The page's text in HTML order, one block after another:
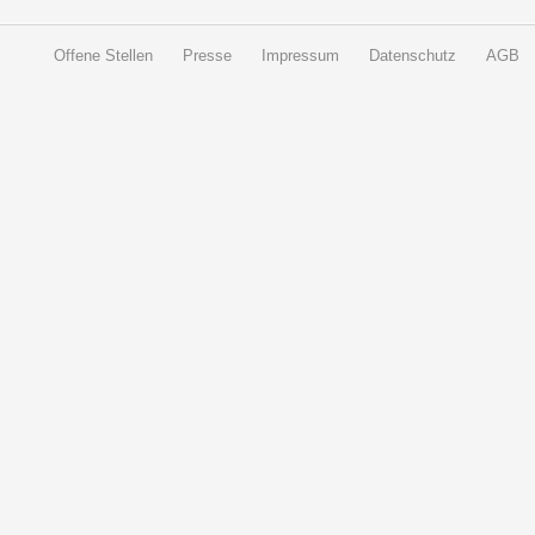
Offene Stellen Presse Impressum Datenschutz AGB